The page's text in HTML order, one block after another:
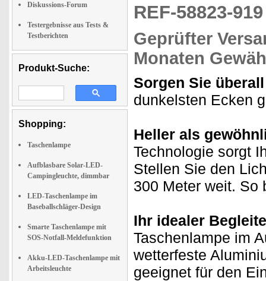
Diskussions-Forum
Testergebnisse aus Tests &
Testberichten
Produkt-Suche:
Shopping:
Taschenlampe
Aufblasbare Solar-LED-
Campingleuchte, dimmbar
LED-Taschenlampe im
Baseballschläger-Design
Smarte Taschenlampe mit
SOS-Notfall-Meldefunktion
Akku-LED-Taschenlampe mit
Arbeitsleuchte
REF-58823-
Geprüfter
Monaten
Sorgen Sie
dunkelsten Ecken
Heller als
Technologie sorgt
Stellen Sie den
300 Meter weit. So
Ihr idealer
Taschenlampe im
wetterfeste
geeignet für den